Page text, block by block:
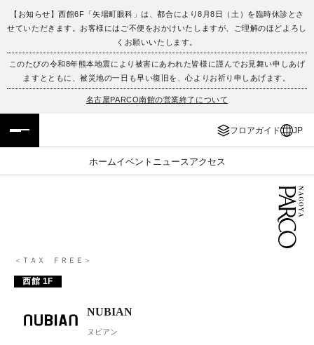
【お知らせ】西館6F「矢場町眼科」は、都合により8月8日（土）を臨時休診とさ
せていただきます。お客様にはご不便をおかけいたしますが、ご理解のほどよろし
くお願いいたします。
このたびの令和8年熊本地震により被害にあわれた皆様に謹んでお見舞い申しあげ
ますとともに、被災地の一日も早い復旧を、心よりお祈り申しあげます。
名古屋PARCO南館の営業終了について
フロアガイド JP
ホームイベント ニュース アクセス
施設案内・アクセス
レストラン・カフェ
PARCOメンバーズ
繁体字
ภาษาไทย
＜ＴＡＸ ＦＲＥＥ＞
西館 1F
NUBIAN
ヌビアン